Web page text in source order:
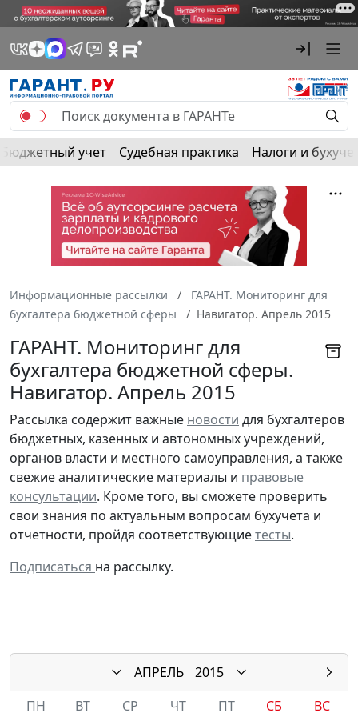
Бюджетный учет Судебная практика Налоги и
Информационные рассылки
ГАРАНТ. Мониторинг для
бухгалтера бюджетной сферы
Навигатор. Апрель 2015
ГАРАНТ. Мониторинг для
бухгалтера бюджетной сферы.
Навигатор. Апрель 2015
Рассылка содержит важные новости для бухгалтеров
бюджетных, казенных и автономных учреждений,
органов власти и местного самоуправления, а также
свежие аналитические материалы и правовые
консультации. Кроме того, вы сможете проверить
свои знания по актуальным вопросам бухучета и
отчетности, пройдя соответствующиетесты.
Подписаться на рассылку.
АПРЕЛЬ
2015
ПН
ВТ СР ЧТ ПТ СБ ВС